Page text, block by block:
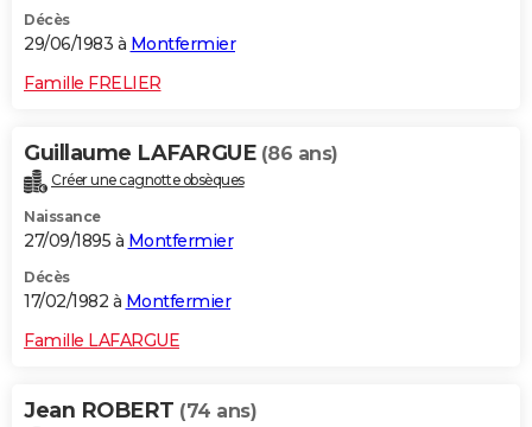
Décès
29/06/1983 à Montfermier
Famille FRELIER
Guillaume LAFARGUE (86 ans)
Créer une cagnotte obsèques
Naissance
27/09/1895 à Montfermier
Décès
17/02/1982 à Montfermier
Famille LAFARGUE
Jean ROBERT (74 ans)